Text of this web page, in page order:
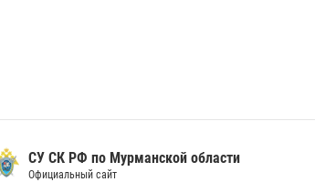
СУ СК РФ по Мурманской области
Официальный сайт